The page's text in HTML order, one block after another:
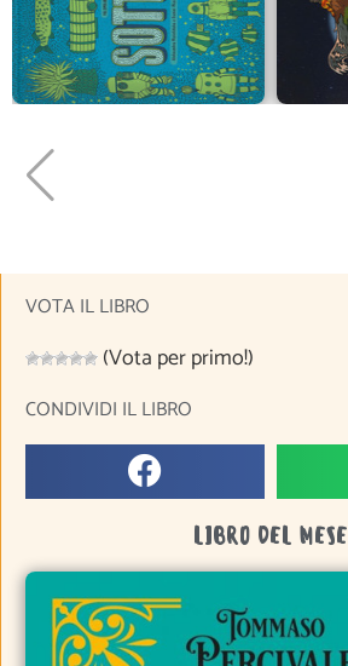
VOTA IL LIBRO
(Vota per primo!)
CONDIVIDI IL LIBRO
LIBRO DEL MESE